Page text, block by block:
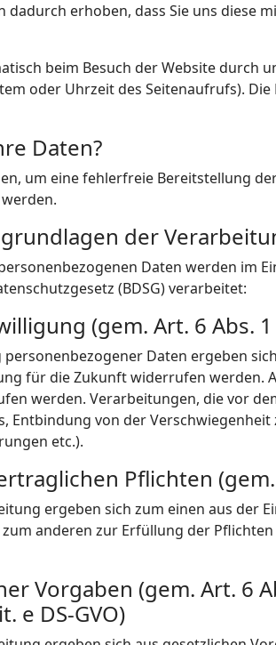
erhoben, dass Sie uns diese
beim Besuch der Website durch
oder Uhrzeit des Seitenaufrufs).
Daten?
um eine fehlerfreie Bereitstellung
der
Daten werden im
(BDSG) verarbeitet:
(gem. Art. 6 Abs. 1
Daten ergeben
für die Zukunft widerrufen werden.
werden. Verarbeitungen, die vor
Entbindung von der
etc.).
Pflichten (gem.
ergeben sich zum einen aus
anderen zur Erfüllung der
Vorgaben (gem. Art. 6
e DS-GVO)